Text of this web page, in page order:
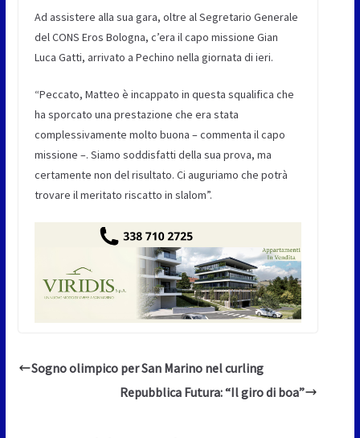
Ad assistere alla sua gara, oltre al Segretario Generale
del CONS Eros Bologna, c’era il capo missione Gian
Luca Gatti, arrivato a Pechino nella giornata di ieri.
“Peccato, Matteo è incappato in questa squalifica che
ha sporcato una prestazione che era stata
complessivamente molto buona – commenta il capo
missione –. Siamo soddisfatti della sua prova, ma
certamente non del risultato. Ci auguriamo che potrà
trovare il meritato riscatto in slalom”.
Sogno olimpico per San Marino nel curling
Repubblica Futura: “Il giro di boa”